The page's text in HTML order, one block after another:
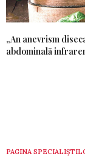
„An anevrism
abdominală
PAGINA